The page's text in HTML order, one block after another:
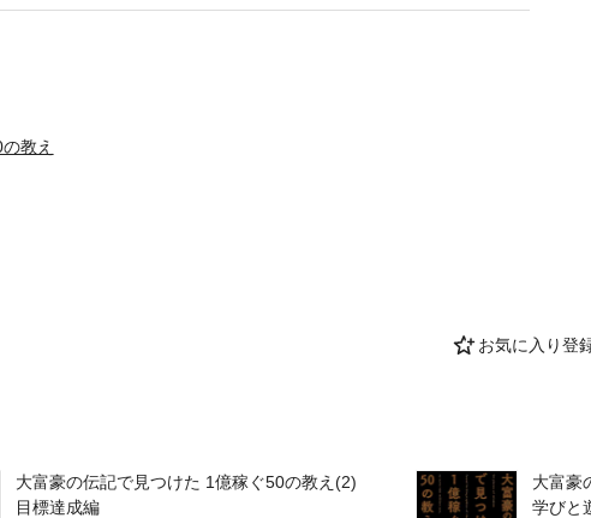
お気に入り登
大富豪の伝記で見つけた 1億稼ぐ50の教え(2)
目標達成編
大富豪
学びと
ビル・ゲイツ、ウォーレン・バフェット、ドナルド・トランプ、
たちの「お金の哲学」を、楽しく読めるマンガとともに学べる、
す。
教え